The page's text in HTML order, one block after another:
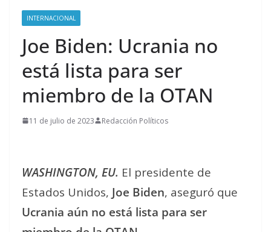
INTERNACIONAL
Joe Biden: Ucrania no
está lista para ser
miembro de la OTAN
11 de julio de 2023 Redacción Políticos
WASHINGTON, EU. El presidente de
Estados Unidos, Joe Biden, aseguró que
Ucrania aún no está lista para ser